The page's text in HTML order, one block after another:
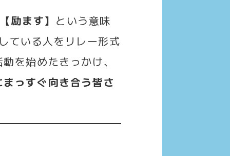
励ます】 という意味
ている人をリレー形式
を始めたきっかけ、
まっすぐ向き合う皆さ